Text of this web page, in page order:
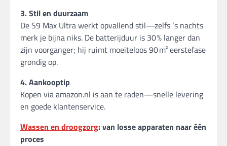
3. Stil en duurzaam
De S9 Max Ultra werkt opvallend stil—zelfs ‘s nachts
merk je bijna niks. De batterijduur is 30 % langer dan
zijn voorganger; hij ruimt moeiteloos 90 m² eerstefase
grondig op.
4. Aankooptip
Kopen via amazon.nl is aan te raden—snelle levering
en goede klantenservice.
Wassen en droogzorg: van losse apparaten naar één
proces